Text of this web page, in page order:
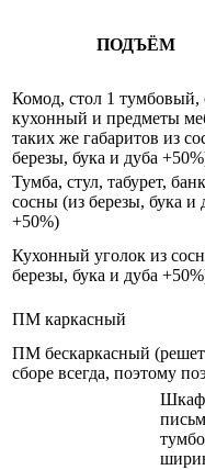
ПОДЪЁМ
Комод, стол 1 тумбовый,
кухонный и предметы
таких же габаритов из
березы, бука и дуба
Тумба, стул, табурет,
сосны (из березы, бука и
+50%)
Кухонный уголок из
березы, бука и дуба
ПМ каркасный
ПМ бескаркасный
сборе всегда, поэтому
Шкаф